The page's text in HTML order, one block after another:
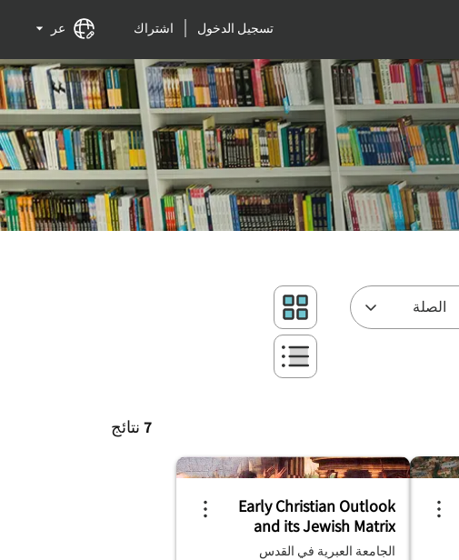
تسجيل الدخول اشتراك عر
الصلة
7 نتائج
Early Christian Outlook
and its Jewish Matrix
الجامعة العبرية في القدس